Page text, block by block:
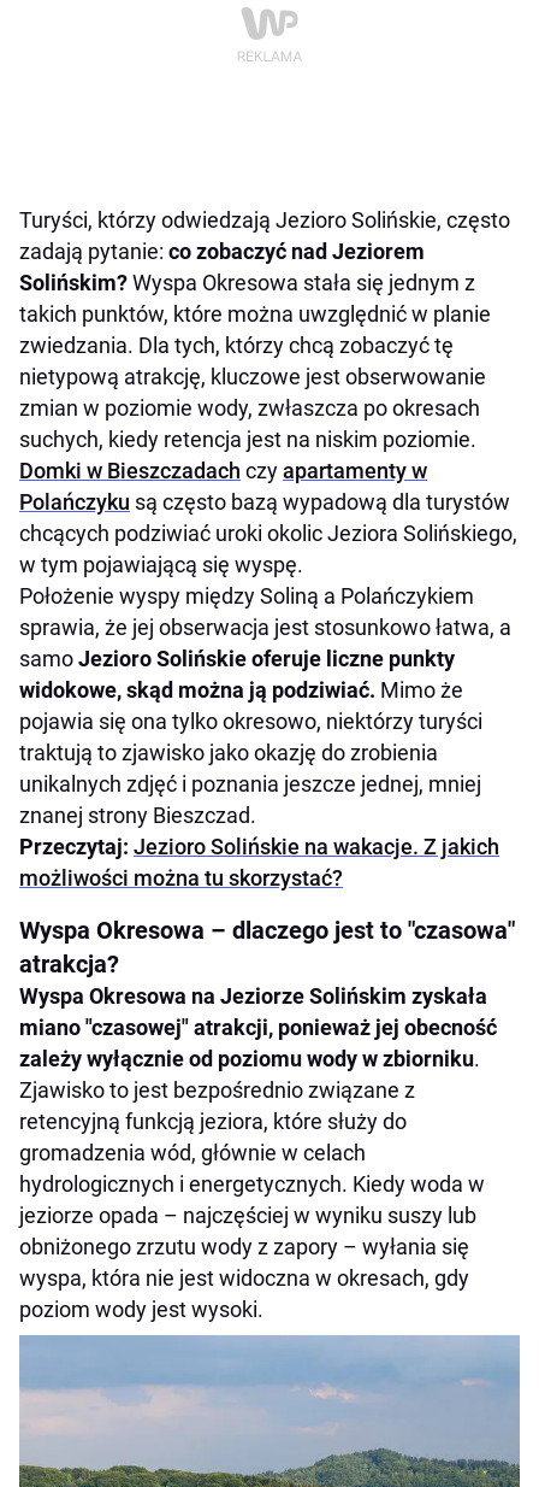
Turyści, którzy odwiedzają Jezioro Solińskie, często
zadają pytanie: co zobaczyć nad Jeziorem
Solińskim?Wyspa Okresowa stała się jednym z
takich punktów, które można uwzględnić w planie
zwiedzania. Dla tych, którzy chcą zobaczyć tę
nietypową atrakcję, kluczowe jest obserwowanie
zmian w poziomie wody, zwłaszcza po okresach
suchych, kiedy retencja jest na niskim poziomie.
Domki w Bieszczadach czyapartamenty w
Polańczyku są często bazą wypadową dla turystów
chcących podziwiać uroki okolic Jeziora Solińskiego,
w tym pojawiającą się wyspę.
Położenie wyspy między Soliną a Polańczykiem
sprawia, że jej obserwacja jest stosunkowo łatwa, a
samoJezioro Solińskie oferuje liczne punkty
widokowe, skąd można ją podziwiać. Mimo że
pojawia się ona tylko okresowo, niektórzy turyści
traktują to zjawisko jako okazję do zrobienia
unikalnych zdjęć i poznania jeszcze jednej, mniej
znanej strony Bieszczad.
Przeczytaj: Jezioro Solińskie na wakacje. Z jakich
możliwości można tu skorzystać?
Wyspa Okresowa – dlaczego jest to "czasowa"
atrakcja?
Wyspa Okresowa na Jeziorze Solińskim zyskała
miano "czasowej" atrakcji, ponieważ jej obecność
zależy wyłącznie od poziomu wody w zbiorniku.
Zjawisko to jest bezpośrednio związane z
retencyjną funkcją jeziora, które służy do
gromadzenia wód, głównie w celach
hydrologicznych i energetycznych. Kiedy woda w
jeziorze opada – najczęściej w wyniku suszy lub
obniżonego zrzutu wody z zapory – wyłania się
wyspa, która nie jest widoczna w okresach, gdy
poziom wody jest wysoki.